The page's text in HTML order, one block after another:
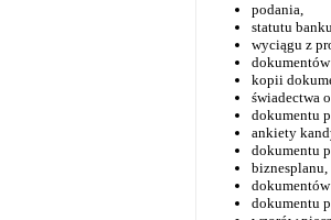
podania,
statutu
wyciągu z
kopii
świadectwa
dokumentu
ankiety
dokumentu
biznesplanu,
dokumentu